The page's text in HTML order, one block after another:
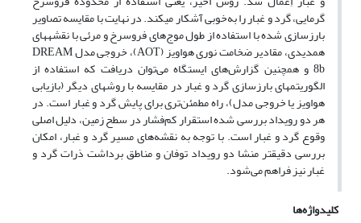
گرمایی، گرد و غبار را به‌خوبی آشکار می­کند. در نهایت با مقایسه تصاویر
بارزسازی شده با استفاده از طول موج‌های فروسرخ و مرئی با نقشه­های
همدیدی، مقادیر ضخامت نوری هواویز (AOT)، خروجی مدل DREAM
8b و همچنین گزارش‌های ایستگاه می‌توان دریافت که استفاده از
الگوریتم­های بارزسازی گرد و غبار در مقایسه با روش­های دیگر (بازیابی
هواویز یا خروجی مدل)، راه مطمئن‌تری برای پایش گرد و غبار است. در
هر دو رویداد بررسی شده استقرار کم‌فشار در سطح زمین، دلیل اصلی
وقوع گرد و غبار است. با توجه به نقشه‌های مسیر گرد و غبار، امکان
بررسی دقیق­تر منشا دو رویداد توفان و مناطق برداشت ذرات گرد و
غبار نیز فراهم می‌‌شود.
کلیدواژه‌ها